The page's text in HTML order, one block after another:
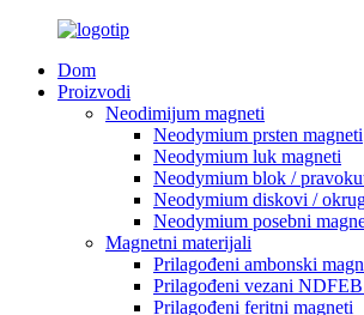
Dom
Proizvodi
Neodimijum magneti
Neodymium prsten magneti
Neodymium luk magneti
Neodymium blok /
Neodymium diskovi /
Neodymium posebni
Magnetni materijali
Prilagođeni ambonski
Prilagođeni vezani
Prilagođeni feritni magneti